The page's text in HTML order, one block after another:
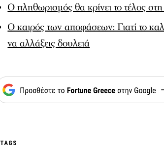
Ο πληθωρισμός θα κρίνει το τέλος
Ο καιρός των αποφάσεων: Γιατί το
να αλλάξεις δουλειά
TAGS